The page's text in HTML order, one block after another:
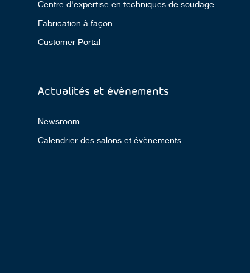
Centre d'expertise en techniques de soudage
Fabrication à façon
Customer Portal
Actualités et évènements
Newsroom
Calendrier des salons et évènements